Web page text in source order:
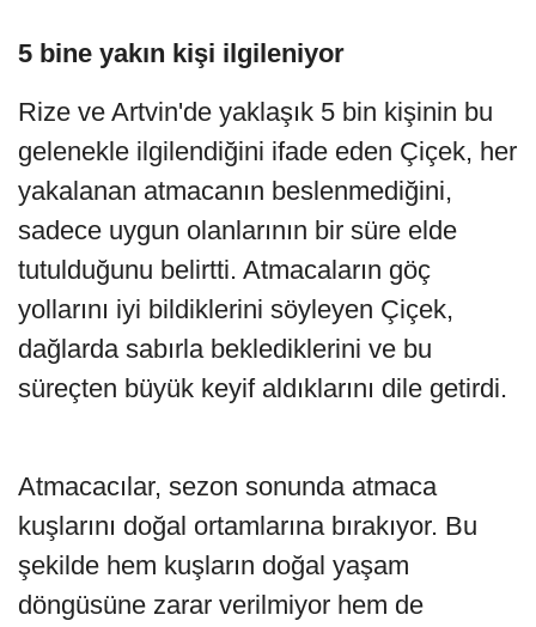
5 bine yakın kişi ilgileniyor
Rize ve Artvin'de yaklaşık 5 bin kişinin bu
gelenekle ilgilendiğini ifade eden Çiçek, her
yakalanan atmacanın beslenmediğini,
sadece uygun olanlarının bir süre elde
tutulduğunu belirtti. Atmacaların göç
yollarını iyi bildiklerini söyleyen Çiçek,
dağlarda sabırla beklediklerini ve bu
süreçten büyük keyif aldıklarını dile getirdi.
Atmacacılar, sezon sonunda atmaca
kuşlarını doğal ortamlarına bırakıyor. Bu
şekilde hem kuşların doğal yaşam
döngüsüne zarar verilmiyor hem de